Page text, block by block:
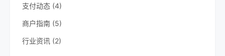
支付动态 (4)
商户指南 (5)
行业资讯 (2)